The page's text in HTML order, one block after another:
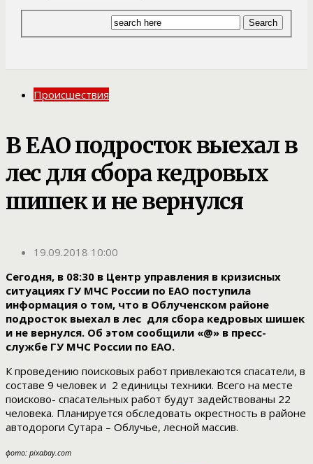
Происшествия
В ЕАО подросток выехал в
лес для сбора кедровых
шишек и не вернулся
19.09.2018 10:00
Сегодня, в 08:30 в Центр управления в кризисных
ситуациях ГУ МЧС России по ЕАО поступила
информация о том, что в Облученском районе
подросток выехал в лес для сбора кедровых шишек
и не вернулся. Об этом сообщили «@» в пресс-
службе ГУ МЧС России по ЕАО.
К проведению поисковых работ привлекаются спасатели, в
составе 9 человек и 2 единицы техники. Всего на месте
поисково- спасательных работ будут задействованы 22
человека. Планируется обследовать окрестность в районе
автодороги Сутара – Облучье, лесной массив.
фото: pixabay.com